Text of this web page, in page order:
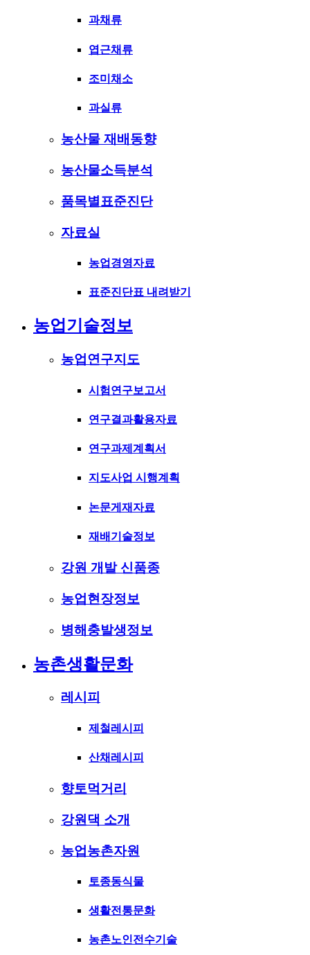
과채류
엽근채류
조미채소
과실류
농산물 재배동향
농산물소득분석
품목별표준진단
자료실
농업경영자료
표준진단표 내려받기
농업기술정보
농업연구지도
시험연구보고서
연구결과활용자료
연구과제계획서
지도사업 시행계획
논문게재자료
재배기술정보
강원 개발 신품종
농업현장정보
병해충발생정보
농촌생활문화
레시피
제철레시피
산채레시피
향토먹거리
강원댁 소개
농업농촌자원
토종동식물
생활전통문화
농촌노인전수기술